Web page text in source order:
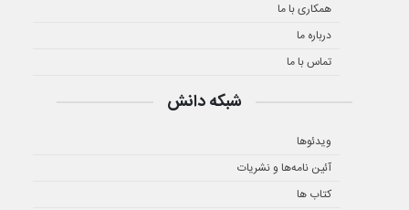
همکاری با ما
درباره ما
تماس با ما
شبکه دانش
ویدئوها
آئین نامه‌ها و نشریات
کتاب ها